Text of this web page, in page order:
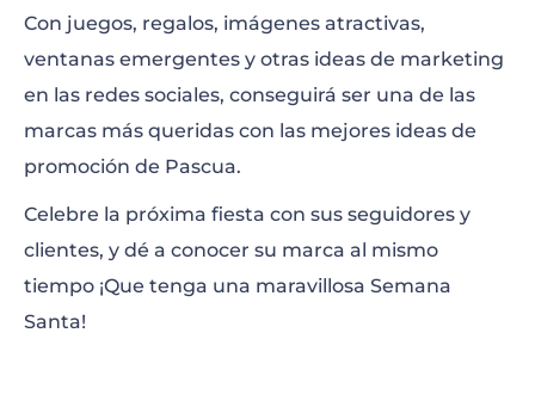
Con juegos, regalos, imágenes atractivas,
ventanas emergentes y otras ideas de marketing
en las redes sociales, conseguirá ser una de las
marcas más queridas con las mejores ideas de
promoción de Pascua.
Celebre la próxima fiesta con sus seguidores y
clientes, y dé a conocer su marca al mismo
tiempo ¡Que tenga una maravillosa Semana
Santa!